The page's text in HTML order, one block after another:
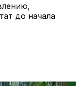
до начала